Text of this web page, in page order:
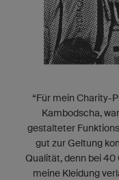
“Für mein Charity-
Kambodscha,
gestalteter
gut zur Geltung
Qualität, denn bei 40
meine Kleidung